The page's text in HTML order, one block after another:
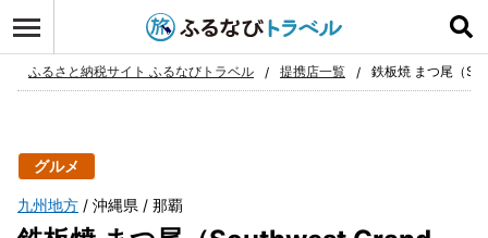
お気に入り
ふるさと納税サイト ふるなびトラベル 提携店一覧 鉄板焼 まつ尾（
グルメ
九州地方 沖縄県 那覇